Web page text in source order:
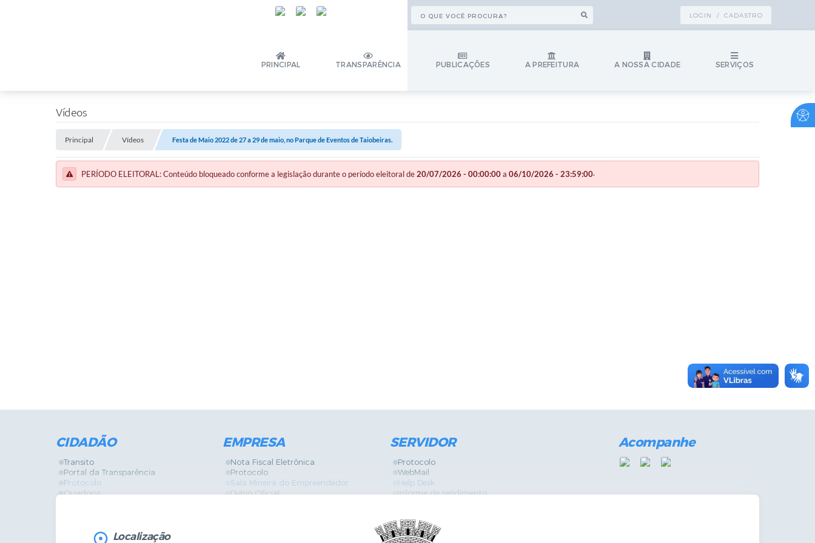
LOGIN / CADASTRO
PRINCIPAL TRANSPARÊNCIA PUBLICAÇÕES A PREFEITURA A NOSSA CIDADE SERVIÇOS
Vídeos
Principal Vídeos Festa de Maio 2022 de 27 a 29 de maio, no Parque de Eventos de Taiobeiras.
PERÍODO ELEITORAL: Conteúdo bloqueado conforme a legislação durante o período eleitoral de20/07/2026 - 00:00:00a 06/10/2026 - 23:59:00.
CIDADÃO
Transito
Portal da Transparência
Protocolo
Ouvidoria
Legislação
EMPRESA
Nota Fiscal Eletrônica
Protocolo
Sala Mineira do Empreendedor
Diário Oficial
SERVIDOR
Protocolo
WebMail
Help Desk
Informe de rendimento
GPI
Diário Oficial
Acompanhe
Localização